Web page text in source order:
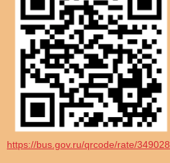
https://bus.gov.ru/qrcode/rate/349028